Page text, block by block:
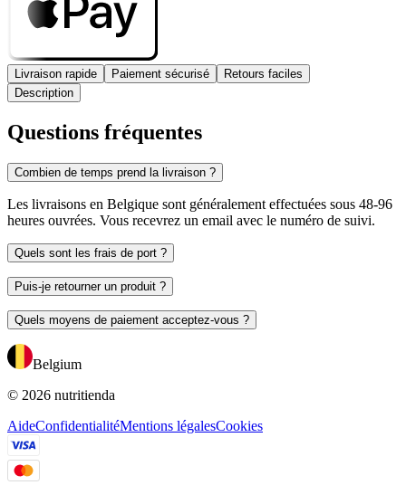
Livraison rapide Paiement sécurisé
Retours faciles
Description
Questions fréquentes
Combien de temps prend la livraison ?
Les livraisons en Belgique sont généralement effectuées sous 48-96
heures ouvrées. Vous recevrez un email avec le numéro de suivi.
Quels sont les frais de port ?
Puis-je retourner un produit ?
Quels moyens de paiement acceptez-vous ?
Belgium
© 2026 nutritienda
AideConfidentialitéMentions légalesCookies